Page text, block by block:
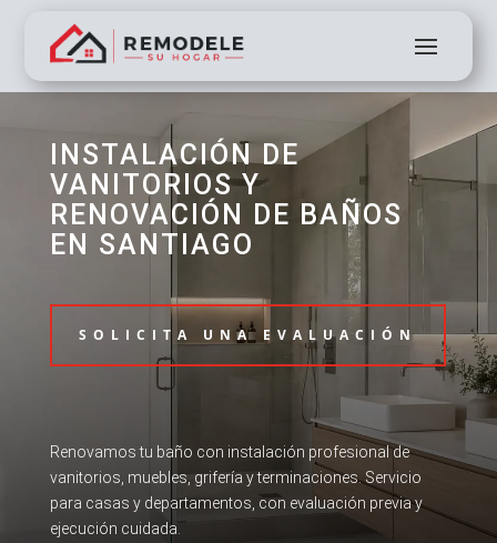
INSTALACIÓN DE
VANITORIOS Y
RENOVACIÓN DE BAÑOS
EN SANTIAGO
SOLICITA UNA EVALUACIÓN
Renovamos tu baño con instalación profesional de
vanitorios, muebles, grifería y terminaciones. Servicio
para casas y departamentos, con evaluación previa y
ejecución cuidada.